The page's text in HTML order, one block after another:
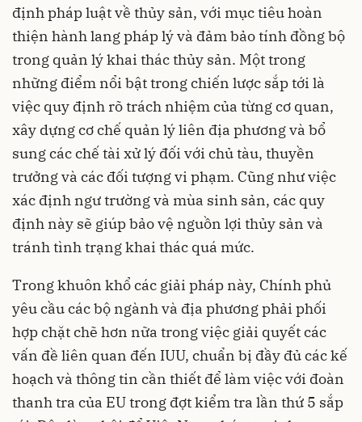
định pháp luật về thủy sản, với mục tiêu hoàn
thiện hành lang pháp lý và đảm bảo tính đồng bộ
trong quản lý khai thác thủy sản. Một trong
những điểm nổi bật trong chiến lược sắp tới là
việc quy định rõ trách nhiệm của từng cơ quan,
xây dựng cơ chế quản lý liên địa phương và bổ
sung các chế tài xử lý đối với chủ tàu, thuyền
trưởng và các đối tượng vi phạm. Cũng như việc
xác định ngư trường và mùa sinh sản, các quy
định này sẽ giúp bảo vệ nguồn lợi thủy sản và
tránh tình trạng khai thác quá mức.
Trong khuôn khổ các giải pháp này, Chính phủ
yêu cầu các bộ ngành và địa phương phải phối
hợp chặt chẽ hơn nữa trong việc giải quyết các
vấn đề liên quan đến IUU, chuẩn bị đầy đủ các kế
hoạch và thông tin cần thiết để làm việc với đoàn
thanh tra của EU trong đợt kiểm tra lần thứ 5 sắp